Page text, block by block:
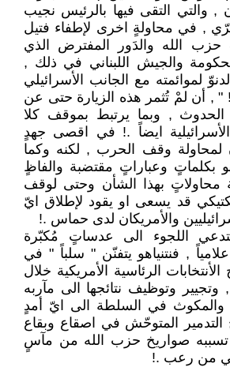
, والتي التقى فيها بالرئيس نجيب
برّي , في محاولةٍ اخرى لإطفاء فتيل
الله والدَور المفترض الذي
والجيش اللبناني في ذلك ,
لموائمته مع الجانب الأسرائيلي
! " , أن لمْ تُثمر هذه الزيارة حتى عن
, وبما يرتبط بموقف كلا
ايضاً .! في اقصى جهدٍ
لمحاولة وقف الحرب , لكنه وكما
بكلماتٍ وعباراتٍ مقتضبة والفاظٍ
محاولاتٍ بهذا الشأن وحتى لوقف
قد يسعى او يقود لإطلاق ايّ
والأمريكان لدى حماس .!
اللجوء الى عدساتٍ مُكبّرة
, فنتنياهو يتفنّن " سلباً " في
الأنتخابات الرئاسية الأمريكية خلال
, وتجيير وتوظيف نتائجها الى مآربه
والمكوث في السلطة الى ايّ أمدٍ
التدمير المتوحّش في اصقاع وبقاع
تسببه صواريخ حزب الله من مآسٍ
من رعب .!